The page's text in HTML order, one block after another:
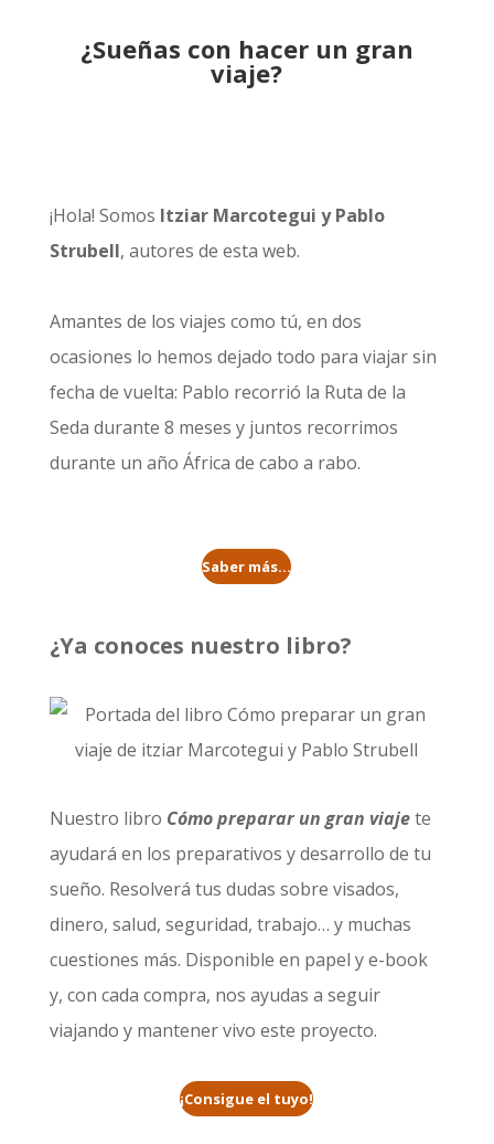
¿Sueñas con hacer un gran
viaje?
¡Hola! Somos Itziar Marcotegui y Pablo
Strubell, autores de esta web.
Amantes de los viajes como tú, en dos
ocasiones lo hemos dejado todo para viajar sin
fecha de vuelta: Pablo recorrió la Ruta de la
Seda durante 8 meses y juntos recorrimos
durante un año África de cabo a rabo.
Saber más...
¿Ya conoces nuestro libro?
Nuestro libro Cómo preparar un gran viajete
ayudará en los preparativos y desarrollo de tu
sueño. Resolverá tus dudas sobre visados,
dinero, salud, seguridad, trabajo… y muchas
cuestiones más. Disponible en papel y e-book
y, con cada compra, nos ayudas a seguir
viajando y mantener vivo este proyecto.
¡Consigue el tuyo!